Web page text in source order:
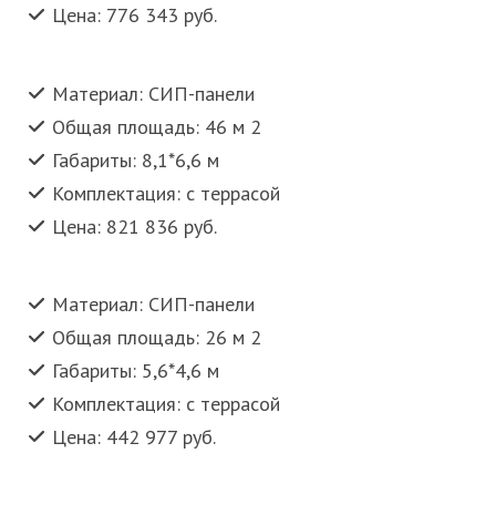
Цена: 776 343 руб.
Материал: СИП-панели
Общая площадь: 46 м 2
Габариты: 8,1*6,6 м
Комплектация: с террасой
Цена: 821 836 руб.
Материал: СИП-панели
Общая площадь: 26 м 2
Габариты: 5,6*4,6 м
Комплектация: с террасой
Цена: 442 977 руб.